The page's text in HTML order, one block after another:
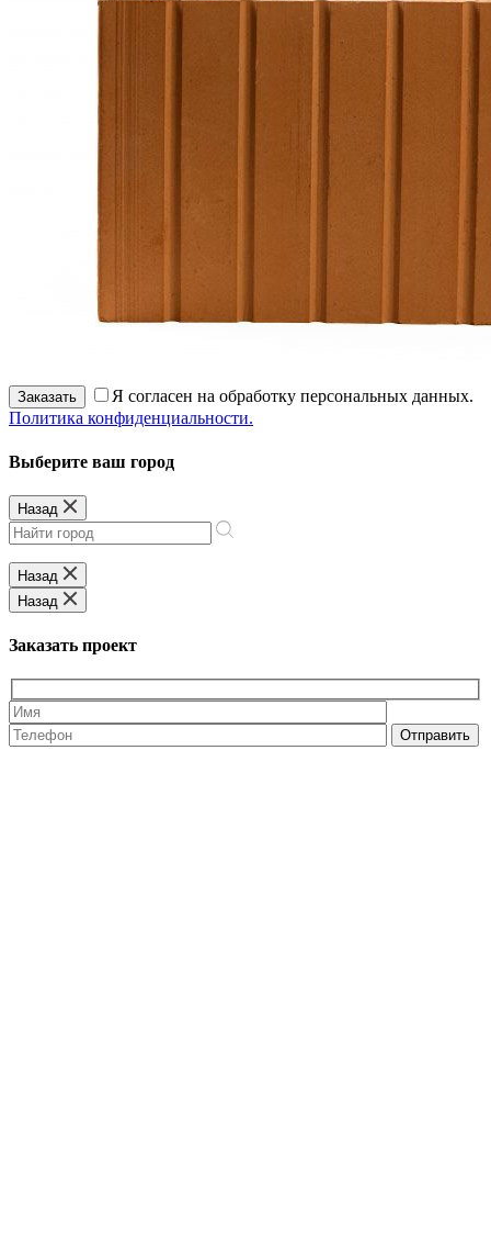
Заказать
Я согласен на обработку персональных данных.
Политика конфиденциальности.
Выберите ваш город
Назад
Назад
Назад
Заказать проект